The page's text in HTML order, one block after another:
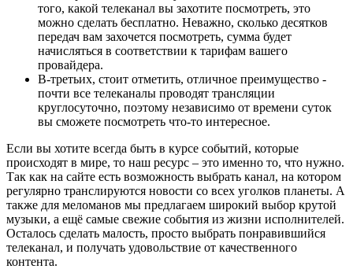
того, какой телеканал вы захотите посмотреть, это
можно сделать бесплатно. Неважно, сколько десятков
передач вам захочется посмотреть, сумма будет
начисляться в соответствии к тарифам вашего
провайдера.
В-третьих, стоит отметить, отличное преимущество -
почти все телеканалы проводят трансляции
круглосуточно, поэтому независимо от времени суток
вы сможете посмотреть что-то интересное.
Если вы хотите всегда быть в курсе событий, которые
происходят в мире, то наш ресурс – это именно то, что нужно.
Так как на сайте есть возможность выбрать канал, на котором
регулярно транслируются новости со всех уголков планеты. А
также для меломанов мы предлагаем широкий выбор крутой
музыки, а ещё самые свежие события из жизни исполнителей.
Осталось сделать малость, просто выбрать понравившийся
телеканал, и получать удовольствие от качественного
контента.